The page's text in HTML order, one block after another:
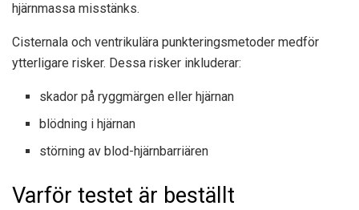
hjärnmassa misstänks.
Cisternala och ventrikulära punkteringsmetoder medför
ytterligare risker. Dessa risker inkluderar:
skador på ryggmärgen eller hjärnan
blödning i hjärnan
störning av blod-hjärnbarriären
Varför testet är beställt